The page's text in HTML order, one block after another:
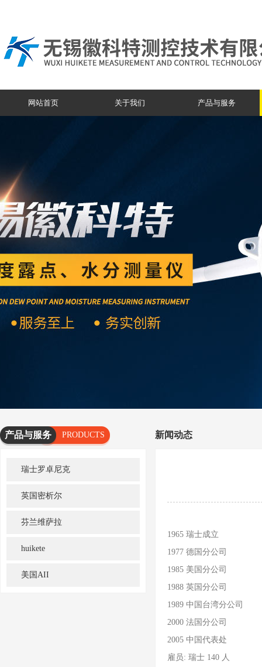
网站首页 关于我们 产品与服务
产品与服务
PRODUCTS
SERVICES
瑞士罗卓尼克
英国密析尔
芬兰维萨拉
huikete
美国AII
新闻动态
1965 瑞士成立
1977 德国分公司
1985 美国分公司
1988 英国分公司
1989 中国台湾分公司
2000 法国分公司
2005 中国代表处
雇员: 瑞士 140 人